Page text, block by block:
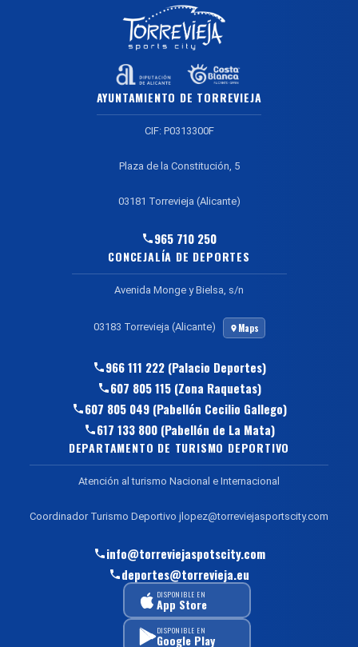
AYUNTAMIENTO DE TORREVIEJA
CIF: P0313300F
Plaza de la Constitución, 5
03181 Torrevieja (Alicante)
965 710 250
CONCEJALÍA DE DEPORTES
Avenida Monge y Bielsa, s/n
03183 Torrevieja (Alicante) Maps
966 111 222 (Palacio Deportes)
607 805 115 (Zona Raquetas)
607 805 049 (Pabellón Cecilio Gallego)
617 133 800 (Pabellón de La Mata)
DEPARTAMENTO DE TURISMO DEPORTIVO
Atención al turismo Nacional e Internacional
Coordinador Turismo Deportivo jlopez@torreviejasportscity.com
info@torreviejaspotscity.com
deportes@torrevieja.eu
DISPONIBLE EN
App Store
DISPONIBLE EN
Google Play